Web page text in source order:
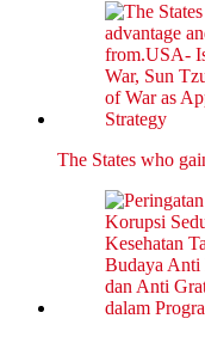
The States who